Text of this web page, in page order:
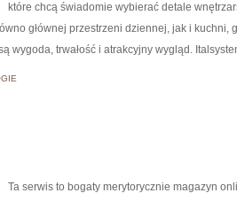
które chcą świadomie wybierać detale
głównej przestrzeni dziennej, jak i kuchni,
wygoda, trwałość i atrakcyjny wygląd.
Ta serwis to bogaty merytorycznie magazyn